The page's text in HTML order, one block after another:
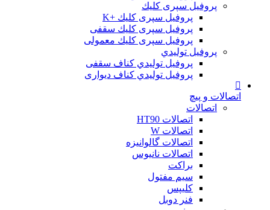
پروفیل سپری کلیك
پروفیل سپری کلیك +K
پروفیل سپری کلیك سقفی
پروفیل سپری کلیك معمولی
پروفیل تولیدي
پروفیل تولیدي کناف سقفی
پروفیل تولیدي کناف دیواری
اتصالات و پیچ
اتصالات
اتصالات HT90
اتصالات W
اتصالات گالوانیزه
اتصالات نانیوس
براکت
سیم مفتول
کلیپس
فنر دوبل